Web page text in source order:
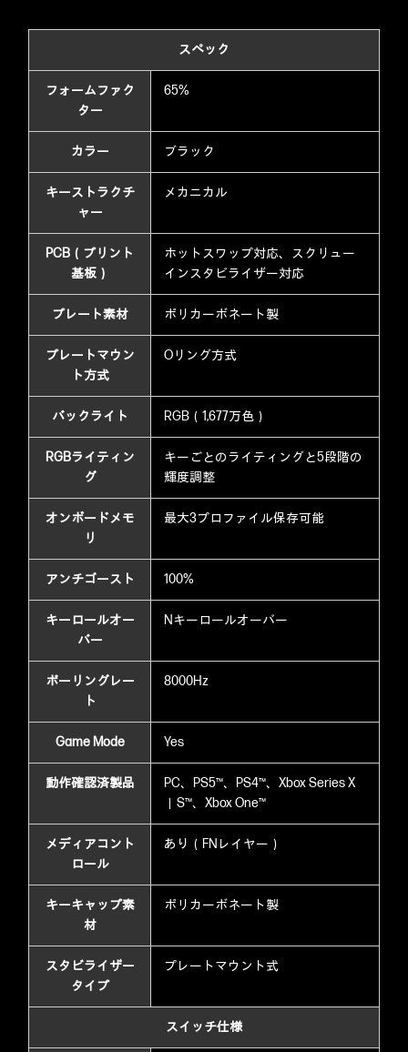
スペック
フォームファク
ター
65%
カラー ブラック
キーストラクチ
ャー
メカニカル
PCB（プリント
基板）
ホットスワップ対応、スクリュー
インスタビライザー対応
プレート素材 ポリカーボネート製
プレートマウン
ト方式
Oリング方式
バックライト RGB（1,677万色）
RGBライティン
グ
キーごとのライティングと5段階の
輝度調整
オンボードメモ
リ
最大3プロファイル保存可能
アンチゴースト 100%
キーロールオー
バー
Nキーロールオーバー
ポーリングレー
ト
8000Hz
Game Mode Yes
動作確認済製品
PC、PS5™、PS4™、Xbox Series X
｜S™、Xbox One™
メディアコント
ロール
あり（FNレイヤー）
キーキャップ素
材
ポリカーボネート製
スタビライザー
タイプ
プレートマウント式
スイッチ仕様